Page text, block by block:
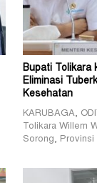
Bupati Tolikara
Eliminasi
Kesehatan
KARUBAGA,
Tolikara Willem
Sorong,